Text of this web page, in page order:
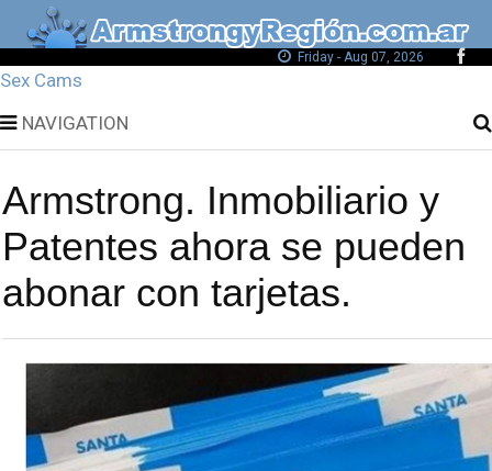
Friday - Aug 07, 2026
Sex Cams
NAVIGATION
Armstrong. Inmobiliario y
Patentes ahora se pueden
abonar con tarjetas.